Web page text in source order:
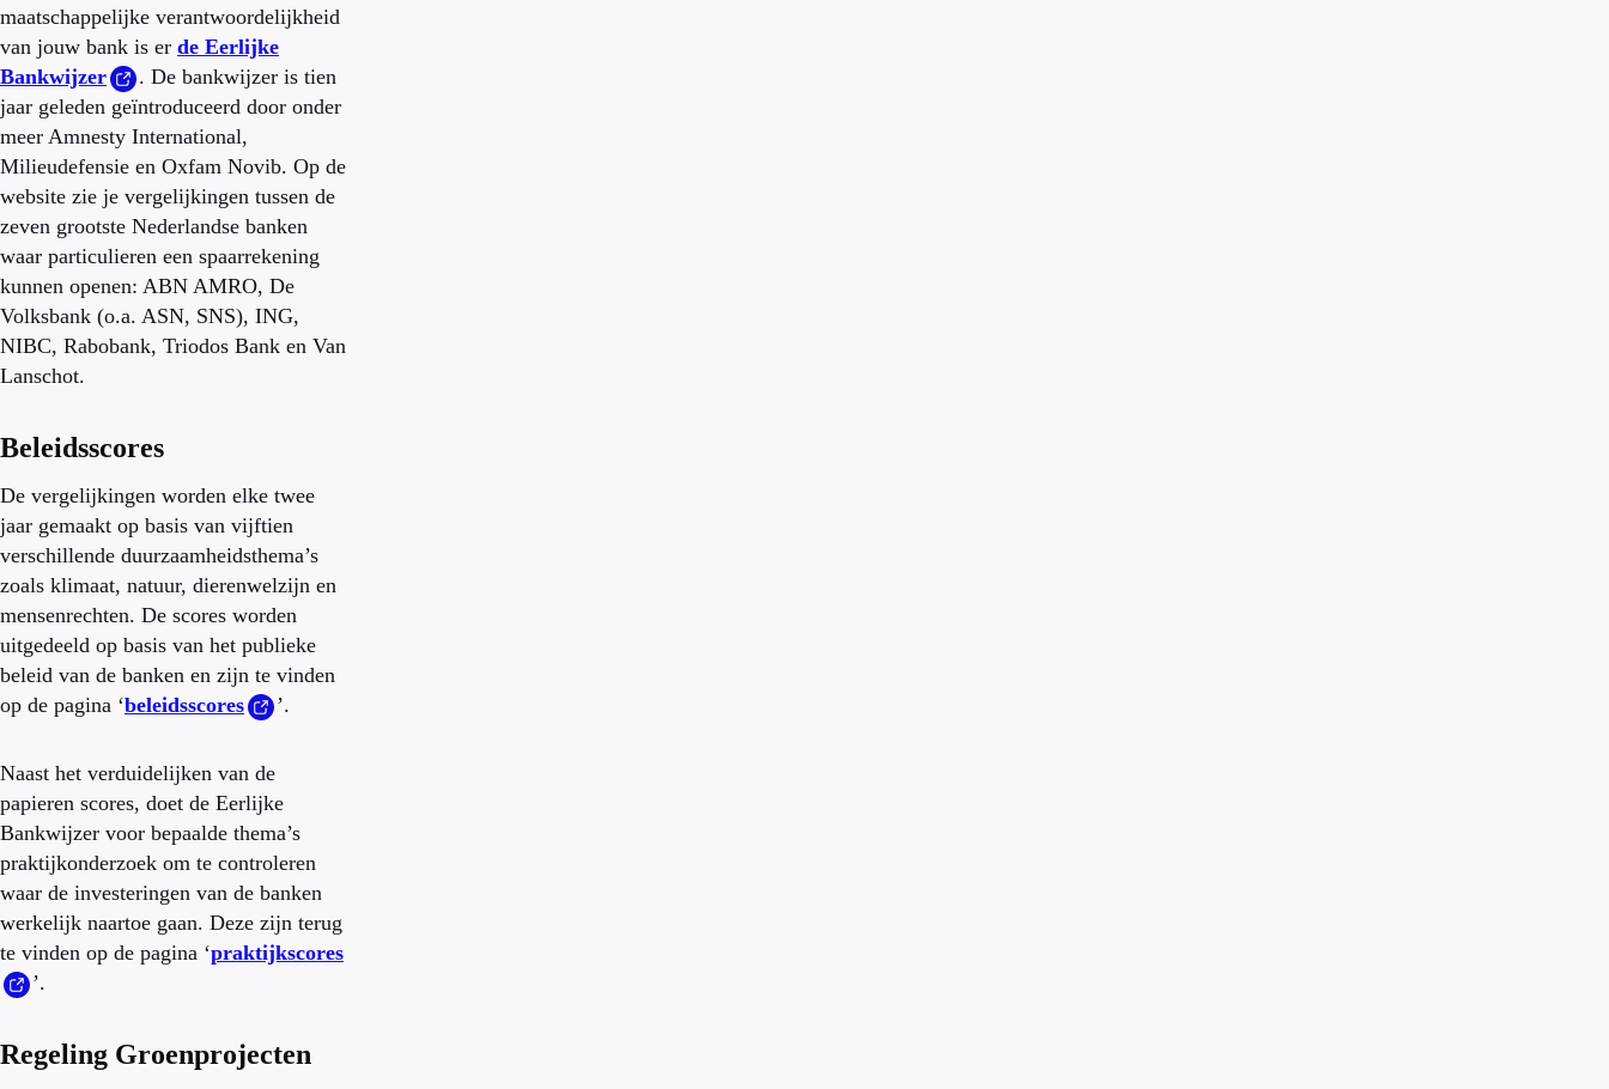
maatschappelijke verantwoordelijkheid
van jouw bank is er de Eerlijke
Bankwijzer
. De bankwijzer is tien
jaar geleden geïntroduceerd door onder
meer Amnesty International,
Milieudefensie en Oxfam Novib. Op de
website zie je vergelijkingen tussen de
zeven grootste Nederlandse banken
waar particulieren een spaarrekening
kunnen openen: ABN AMRO, De
Volksbank (o.a. ASN, SNS), ING,
NIBC, Rabobank, Triodos Bank en Van
Lanschot.
Beleidsscores
De vergelijkingen worden elke twee
jaar gemaakt op basis van vijftien
verschillende duurzaamheidsthema’s
zoals klimaat, natuur, dierenwelzijn en
mensenrechten. De scores worden
uitgedeeld op basis van het publieke
beleid van de banken en zijn te vinden
op de pagina ‘beleidsscores ’.
Naast het verduidelijken van de
papieren scores, doet de Eerlijke
Bankwijzer voor bepaalde thema’s
praktijkonderzoek om te controleren
waar de investeringen van de banken
werkelijk naartoe gaan. Deze zijn terug
te vinden op de pagina ‘praktijkscores
’.
Regeling Groenprojecten